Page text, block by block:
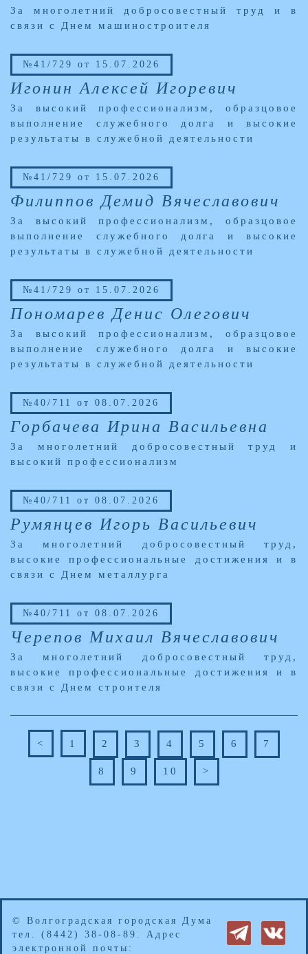
За многолетний добросовестный труд и в
связи с Днем машиностроителя
№41/729 от 15.07.2026
Игонин Алексей Игоревич
За высокий профессионализм, образцовое
выполнение служебного долга и высокие
результаты в служебной деятельности
№41/729 от 15.07.2026
Филиппов Демид Вячеславович
За высокий профессионализм, образцовое
выполнение служебного долга и высокие
результаты в служебной деятельности
№41/729 от 15.07.2026
Пономарев Денис Олегович
За высокий профессионализм, образцовое
выполнение служебного долга и высокие
результаты в служебной деятельности
№40/711 от 08.07.2026
Горбачева Ирина Васильевна
За многолетний добросовестный труд и
высокий профессионализм
№40/711 от 08.07.2026
Румянцев Игорь Васильевич
За многолетний добросовестный труд,
высокие профессиональные достижения и в
связи с Днем металлурга
№40/711 от 08.07.2026
Черепов Михаил Вячеславович
За многолетний добросовестный труд,
высокие профессиональные достижения и в
связи с Днем строителя
< 1 2 3 4 5 6 7
8 9 10 >
© Волгоградская городская Дума
тел. (8442) 38-08-89. Адрес
электронной почты: